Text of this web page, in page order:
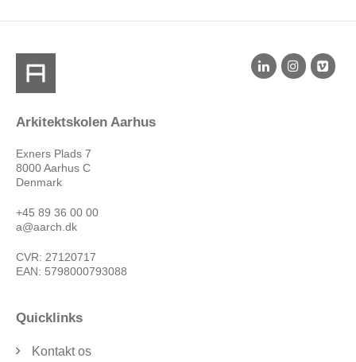
Arkitektskolen Aarhus
Exners Plads 7
8000 Aarhus C
Denmark
+45 89 36 00 00
a@aarch.dk
CVR: 27120717
EAN: 5798000793088
Quicklinks
Kontakt os